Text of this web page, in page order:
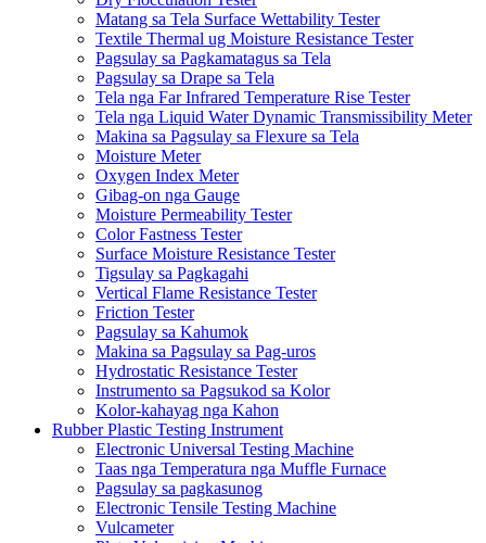
Matang sa Tela Surface Wettability Tester
Textile Thermal ug Moisture Resistance Tester
Pagsulay sa Pagkamatagus sa Tela
Pagsulay sa Drape sa Tela
Tela nga Far Infrared Temperature Rise Tester
Tela nga Liquid Water Dynamic Transmissibility Meter
Makina sa Pagsulay sa Flexure sa Tela
Moisture Meter
Oxygen Index Meter
Gibag-on nga Gauge
Moisture Permeability Tester
Color Fastness Tester
Surface Moisture Resistance Tester
Tigsulay sa Pagkagahi
Vertical Flame Resistance Tester
Friction Tester
Pagsulay sa Kahumok
Makina sa Pagsulay sa Pag-uros
Hydrostatic Resistance Tester
Instrumento sa Pagsukod sa Kolor
Kolor-kahayag nga Kahon
Rubber Plastic Testing Instrument
Electronic Universal Testing Machine
Taas nga Temperatura nga Muffle Furnace
Pagsulay sa pagkasunog
Electronic Tensile Testing Machine
Vulcameter